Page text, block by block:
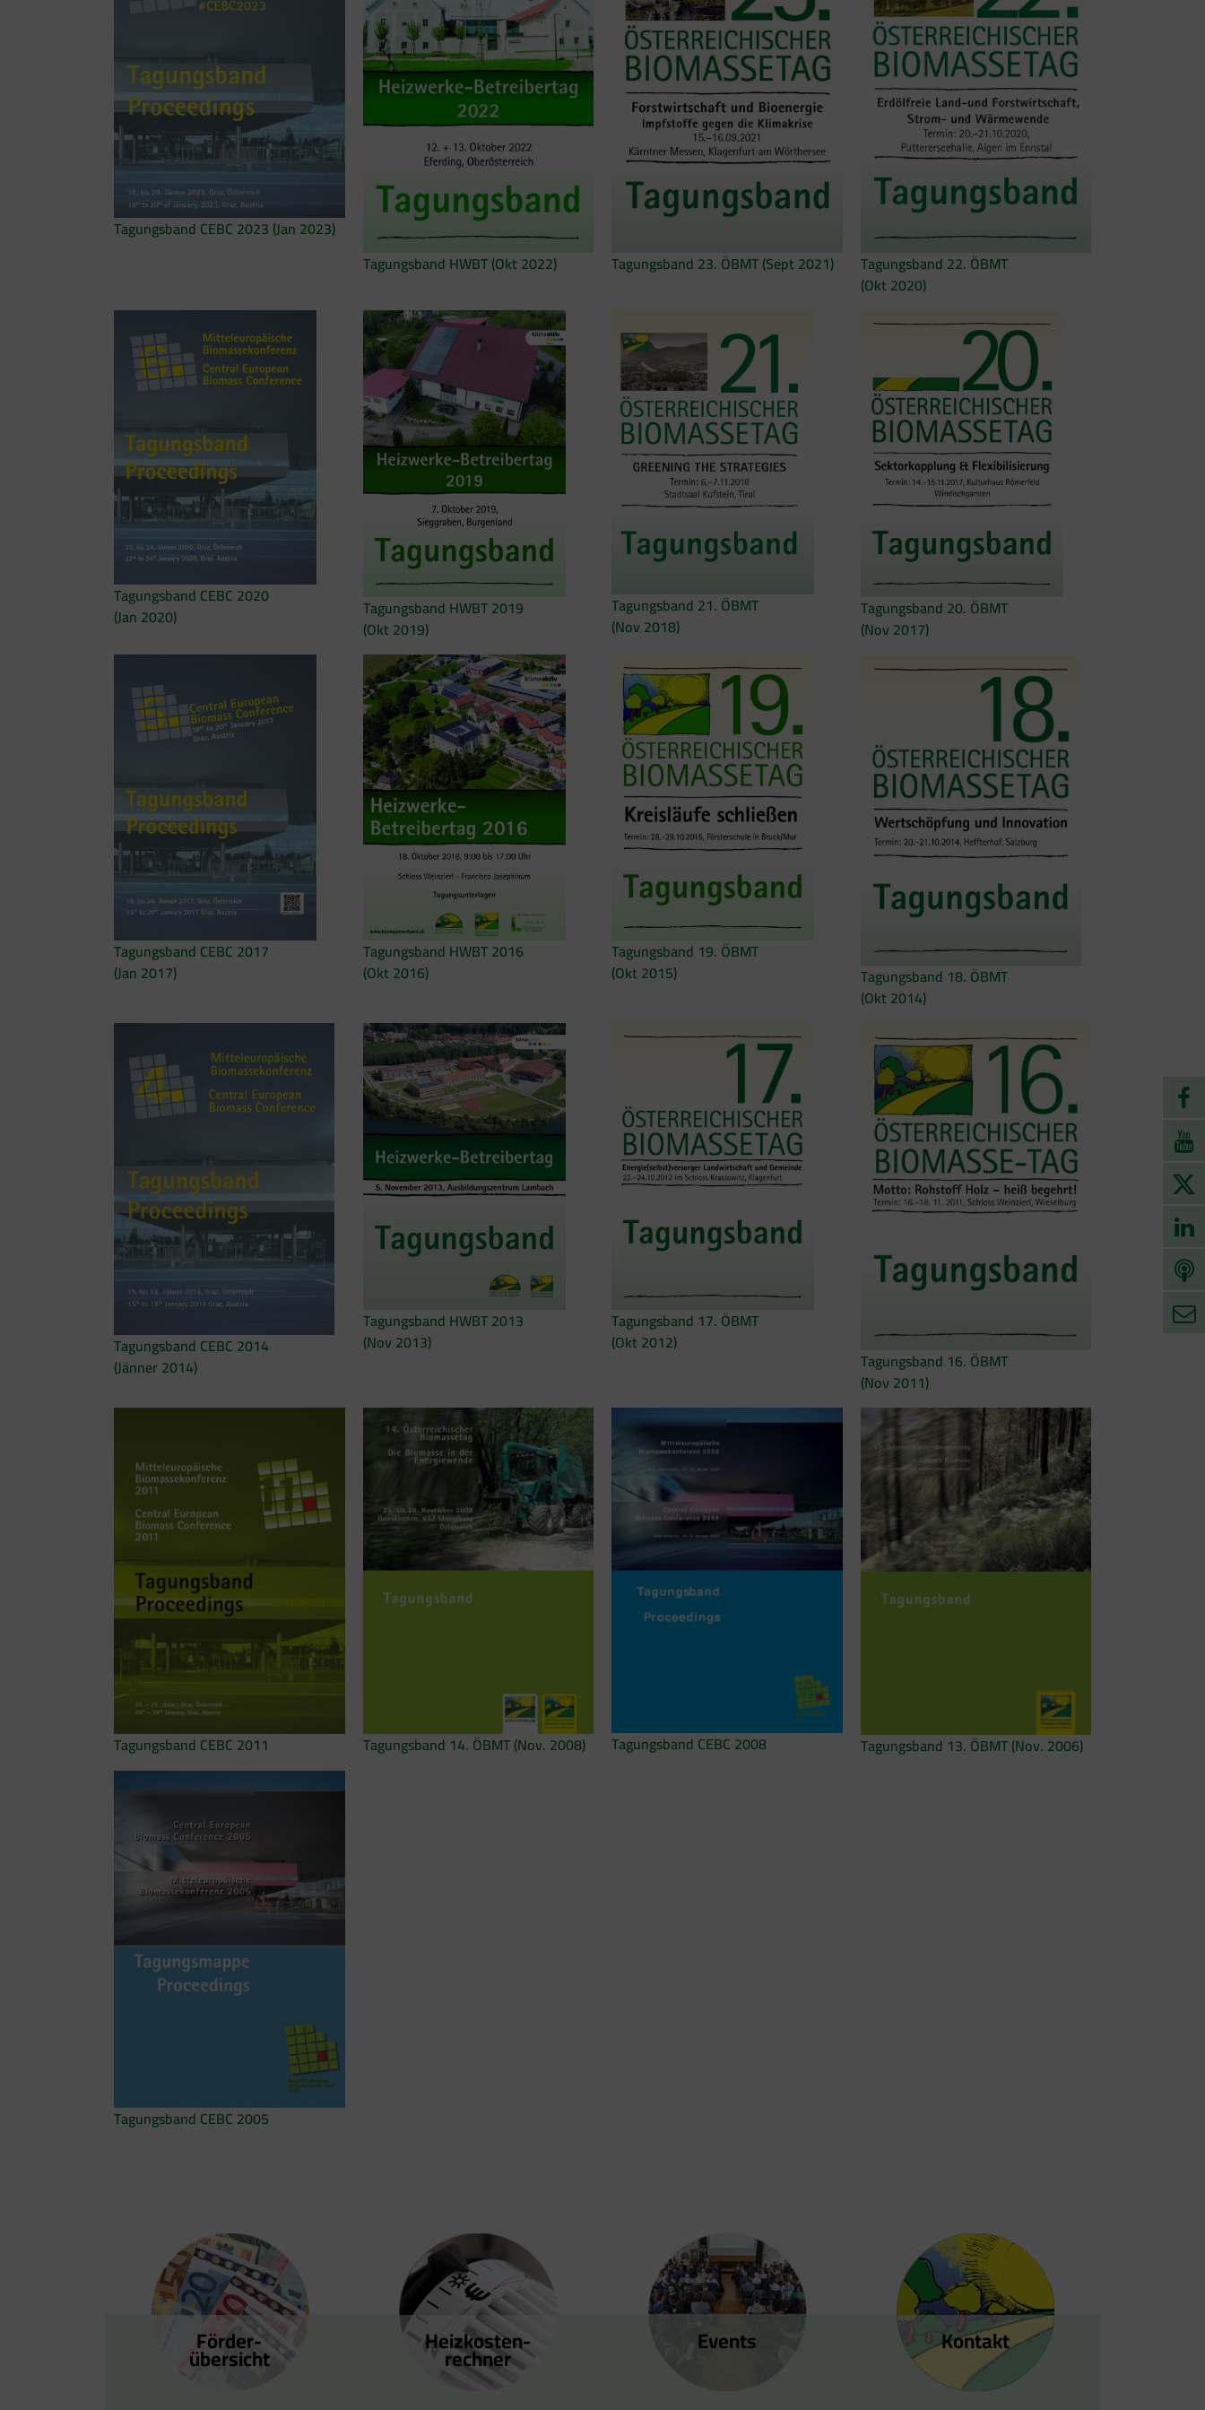
Tagungsband CEBC 2023 (Jan 2023)
Tagungsband HWBT (Okt 2022)
Tagungsband 23. ÖBMT (Sept 2021)
Tagungsband 22. ÖBMT
(Okt 2020)
Tagungsband CEBC 2020
(Jan 2020)
Tagungsband HWBT 2019
(Okt 2019)
Tagungsband 21. ÖBMT
(Nov 2018)
Tagungsband 20. ÖBMT
(Nov 2017)
Tagungsband CEBC 2017
(Jan 2017)
Tagungsband HWBT 2016
(Okt 2016)
Tagungsband 19. ÖBMT
(Okt 2015)
Tagungsband 18. ÖBMT
(Okt 2014)
Tagungsband CEBC 2014
(Jänner 2014)
Tagungsband HWBT 2013
(Nov 2013)
Tagungsband 17. ÖBMT
(Okt 2012)
Tagungsband 16. ÖBMT
(Nov 2011)
Tagungsband CEBC 2011 Tagungsband 14. ÖBMT (Nov. 2008) Tagungsband CEBC 2008 Tagungsband 13. ÖBMT (Nov. 2006)
Tagungsband CEBC 2005
Förder­
übersicht Heizkosten­
rechner Events Kontakt